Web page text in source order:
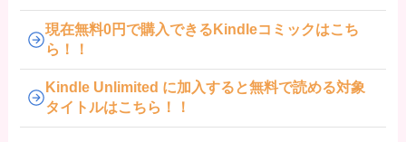
現在無料0円で購入できるKindleコミックはこち
ら！！
Kindle Unlimited に加入すると無料で読める対象
タイトルはこちら！！